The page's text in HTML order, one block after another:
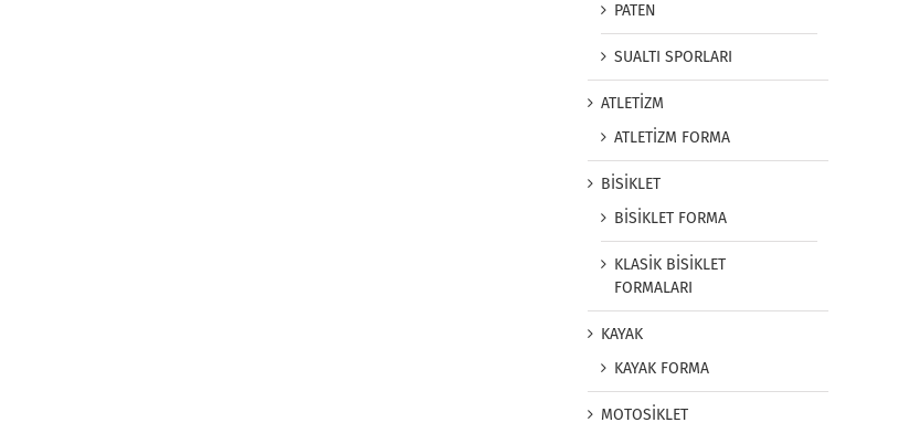
PATEN
SUALTI SPORLARI
ATLETİZM
ATLETİZM FORMA
BİSİKLET
BİSİKLET FORMA
KLASİK BİSİKLET
FORMALARI
KAYAK
KAYAK FORMA
MOTOSİKLET